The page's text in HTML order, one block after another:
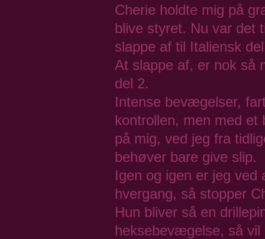
Cherie holdte mig på
blive styret. Nu var det
slappe af til Italiensk
At slappe af, er nok så
del 2.
Intense bevægelser,
kontrollen, men med et
på mig, ved jeg fra
behøver bare give slip.
Igen og igen er jeg ved
hvergang, så stopper
Hun bliver så en
heksebevægelse, så vil